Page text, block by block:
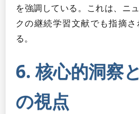
を強調している。これは、ニ
クの継続学習文献でも指摘
る。
6. 核心的洞察
の視点